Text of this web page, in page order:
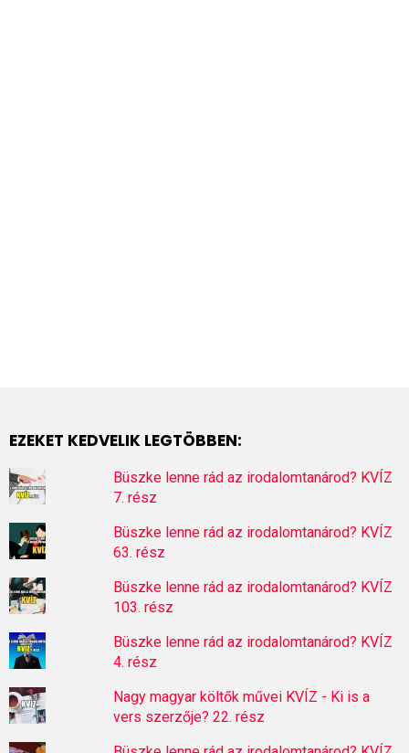
EZEKET KEDVELIK LEGTÖBBEN:
Büszke lenne rád az irodalomtanárod? KVÍZ
7. rész
Büszke lenne rád az irodalomtanárod? KVÍZ
63. rész
Büszke lenne rád az irodalomtanárod? KVÍZ
103. rész
Büszke lenne rád az irodalomtanárod? KVÍZ
4. rész
Nagy magyar költők művei KVÍZ - Ki is a
vers szerzője? 22. rész